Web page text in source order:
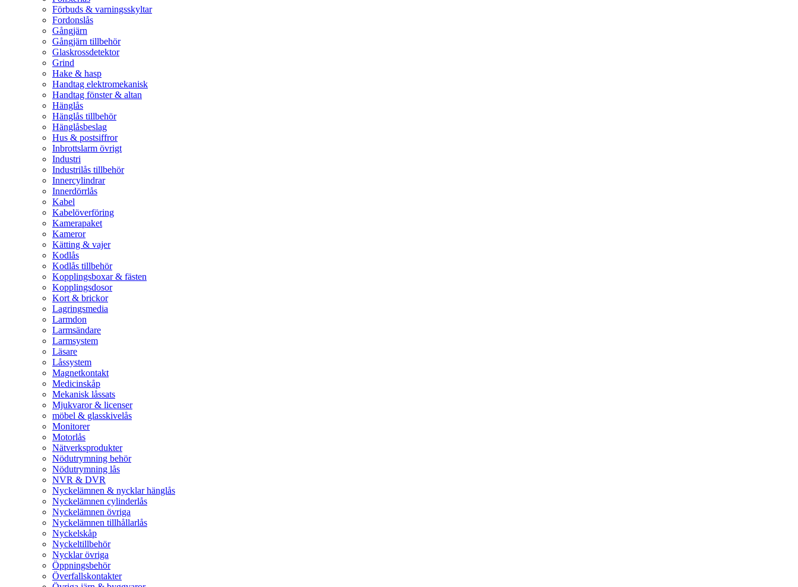
Förbuds & varningsskyltar
Fordonslås
Gångjärn
Gångjärn tillbehör
Glaskrossdetektor
Grind
Hake & hasp
Handtag elektromekanisk
Handtag fönster & altan
Hänglås
Hänglås tillbehör
Hänglåsbeslag
Hus & postsiffror
Inbrottslarm övrigt
Industri
Industrilås tillbehör
Innercylindrar
Innerdörrlås
Kabel
Kabelöverföring
Kamerapaket
Kameror
Kätting & vajer
Kodlås
Kodlås tillbehör
Kopplingsboxar & fästen
Kopplingsdosor
Kort & brickor
Lagringsmedia
Larmdon
Larmsändare
Larmsystem
Läsare
Låssystem
Magnetkontakt
Medicinskåp
Mekanisk låssats
Mjukvaror & licenser
möbel & glasskivelås
Monitorer
Motorlås
Nätverksprodukter
Nödutrymning behör
Nödutrymning lås
NVR & DVR
Nyckelämnen & nycklar hänglås
Nyckelämnen cylinderlås
Nyckelämnen övriga
Nyckelämnen tillhållarlås
Nyckelskåp
Nyckeltillbehör
Nycklar övriga
Öppningsbehör
Överfallskontakter